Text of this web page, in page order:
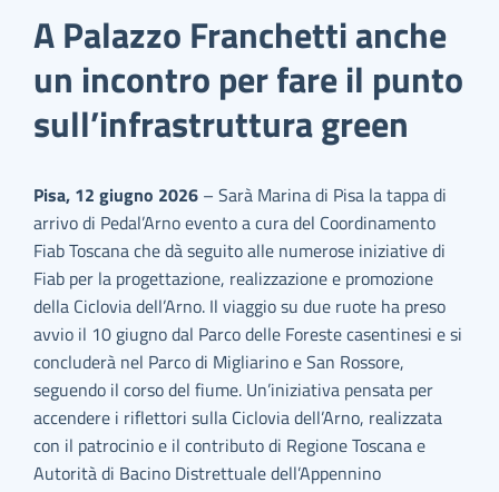
A Palazzo Franchetti anche
un incontro per fare il punto
sull’infrastruttura green
Pisa, 12 giugno 2026 – Sarà Marina di Pisa la tappa di
arrivo di Pedal’Arno evento a cura del Coordinamento
Fiab Toscana che dà seguito alle numerose iniziative di
Fiab per la progettazione, realizzazione e promozione
della Ciclovia dell’Arno. Il viaggio su due ruote ha preso
avvio il 10 giugno dal Parco delle Foreste casentinesi e si
concluderà nel Parco di Migliarino e San Rossore,
seguendo il corso del fiume. Un’iniziativa pensata per
accendere i riflettori sulla Ciclovia dell’Arno, realizzata
con il patrocinio e il contributo di Regione Toscana e
Autorità di Bacino Distrettuale dell’Appennino